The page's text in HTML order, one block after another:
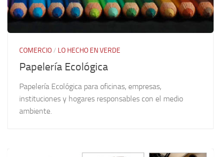
COMERCIO/ LO HECHO EN VERDE
Papelería Ecológica
Papelería Ecológica para oficinas, empresas,
instituciones y hogares responsables con el medio
ambiente.